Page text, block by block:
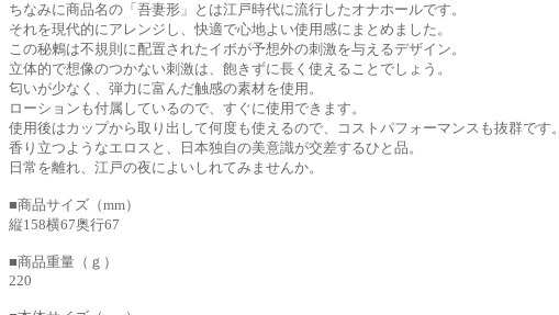
ちなみに商品名の「吾妻形」とは江戸時代に流行したオナホールです。
それを現代的にアレンジし、快適で心地よい使用感にまとめました。
この秘鶫は不規則に配置されたイボが予想外の刺激を与えるデザイン。
立体的で想像のつかない刺激は、飽きずに長く使えることでしょう。
匂いが少なく、弾力に富んだ触感の素材を使用。
ローションも付属しているので、すぐに使用できます。
使用後はカップから取り出して何度も使えるので、コストパフォーマンスも抜群です。
香り立つようなエロスと、日本独自の美意識が交差するひと品。
日常を離れ、江戸の夜によいしれてみませんか。
■商品サイズ（mm）
縦158横67奥行67
■商品重量（ｇ）
220